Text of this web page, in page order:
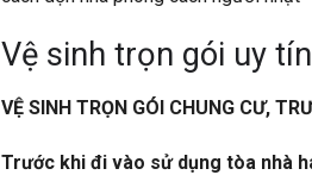
Vệ sinh trọn gói uy
VỆ SINH TRỌN GÓI CHUNG CƯ,
Trước khi đi vào sử dụng tòa nhà